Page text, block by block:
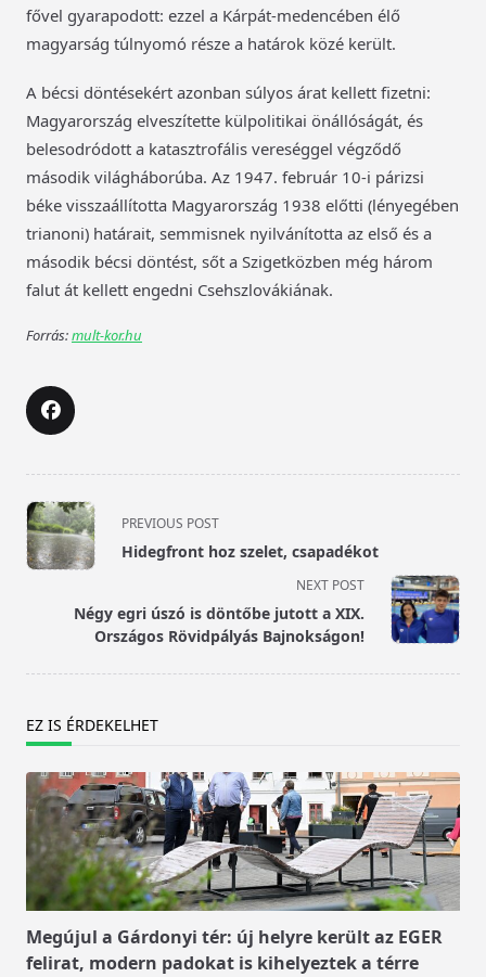
fővel gyarapodott: ezzel a Kárpát-medencében élő
magyarság túlnyomó része a határok közé került.
A bécsi döntésekért azonban súlyos árat kellett fizetni:
Magyarország elveszítette külpolitikai önállóságát, és
belesodródott a katasztrofális vereséggel végződő
második világháborúba. Az 1947. február 10-i párizsi
béke visszaállította Magyarország 1938 előtti (lényegében
trianoni) határait, semmisnek nyilvánította az első és a
második bécsi döntést, sőt a Szigetközben még három
falut át kellett engedni Csehszlovákiának.
Forrás:mult-kor.hu
<span
class="nav-
subtitle
reader-
text">Page</span>
PREVIOUS POST
Hidegfront hoz szelet, csapadékot
NEXT POST
Négy egri úszó is döntőbe jutott a XIX.
Országos Rövidpályás Bajnokságon!
EZ IS ÉRDEKELHET
Megújul a Gárdonyi tér: új helyre került az EGER
felirat, modern padokat is kihelyeztek a térre